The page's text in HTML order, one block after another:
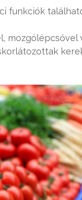
funkciók
mozgólépcsővel